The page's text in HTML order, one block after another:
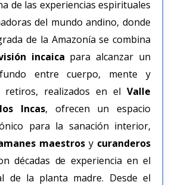
de las experiencias espirituales
del mundo andino, donde
de la Amazonía se combina
incaica para alcanzar un
entre cuerpo, mente y
retiros, realizados en el Valle
Incas, ofrecen un espacio
para la sanación interior,
maestros y curanderos
décadas de experiencia en el
de la planta madre. Desde el